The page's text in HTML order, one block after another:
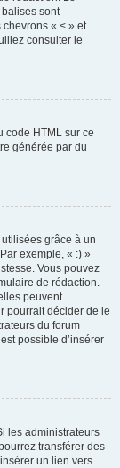
balises sont
« < » et
consulter le
code HTML sur ce
générée par du
grâce à un
exemple, « :) »
Vous pouvez
de rédaction.
peuvent
pourrait décider de le
du forum
possible d’insérer
les administrateurs
transférer des
un lien vers